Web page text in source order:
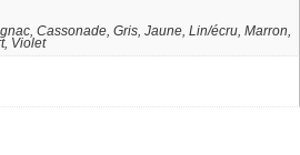
Cassonade, Gris, Jaune, Lin/écru, Marron,
Violet